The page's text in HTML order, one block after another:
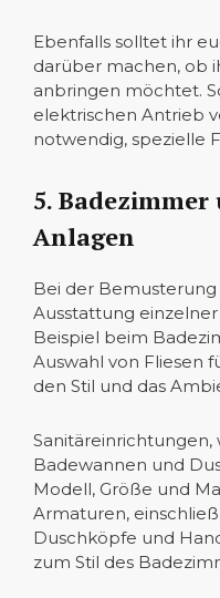
Ebenfalls solltet ihr
darüber machen, ob
anbringen möchtet.
elektrischen Antrieb
notwendig, spezielle
5.
Anlagen
Bei der
Ausstattung
Beispiel beim
Auswahl von Fliesen
den Stil und das
Sanitäreinrichtungen,
Badewannen und
Modell, Größe und
Armaturen,
Duschköpfe und
zum Stil des